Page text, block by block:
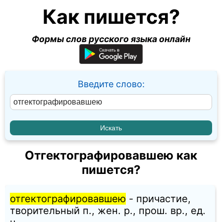
Как пишется?
Формы слов русского языка онлайн
Введите слово:
Отгектографировавшею как
пишется?
отгектографировавшею - причастие,
творительный п., жен. p., прош. вр., ед.